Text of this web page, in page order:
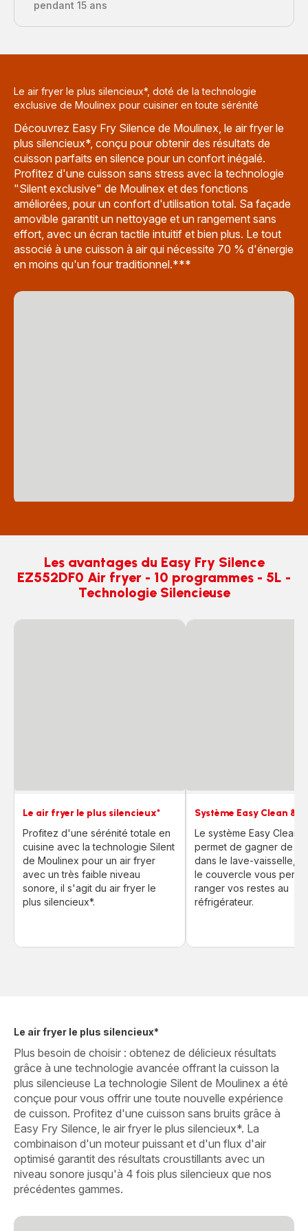
pendant 15 ans
Le air fryer le plus silencieux*, doté de la technologie
exclusive de Moulinex pour cuisiner en toute sérénité
Découvrez Easy Fry Silence de Moulinex, le air fryer le
plus silencieux*, conçu pour obtenir des résultats de
cuisson parfaits en silence pour un confort inégalé.
Profitez d'une cuisson sans stress avec la technologie
"Silent exclusive" de Moulinex et des fonctions
améliorées, pour un confort d'utilisation total. Sa façade
amovible garantit un nettoyage et un rangement sans
effort, avec un écran tactile intuitif et bien plus. Le tout
associé à une cuisson à air qui nécessite 70 % d'énergie
en moins qu'un four traditionnel.***
Les avantages du Easy Fry Silence
EZ552DF0 Air fryer - 10 programmes - 5L -
Technologie Silencieuse
Le air fryer le plus silencieux*
Profitez d'une sérénité totale en
cuisine avec la technologie Silent
de Moulinex pour un air fryer
avec un très faible niveau
sonore, il s'agit du air fryer le
plus silencieux*.
Système Easy Clean &
Le système Easy Clean
permet de gagner de la
dans le lave-vaisselle,
le couvercle vous
ranger vos restes au
réfrigérateur.
Le air fryer le plus silencieux*
Plus besoin de choisir : obtenez de délicieux résultats
grâce à une technologie avancée offrant la cuisson la
plus silencieuse La technologie Silent de Moulinex a été
conçue pour vous offrir une toute nouvelle expérience
de cuisson. Profitez d'une cuisson sans bruits grâce à
Easy Fry Silence, le air fryer le plus silencieux*. La
combinaison d'un moteur puissant et d'un flux d'air
optimisé garantit des résultats croustillants avec un
niveau sonore jusqu'à 4 fois plus silencieux que nos
précédentes gammes.